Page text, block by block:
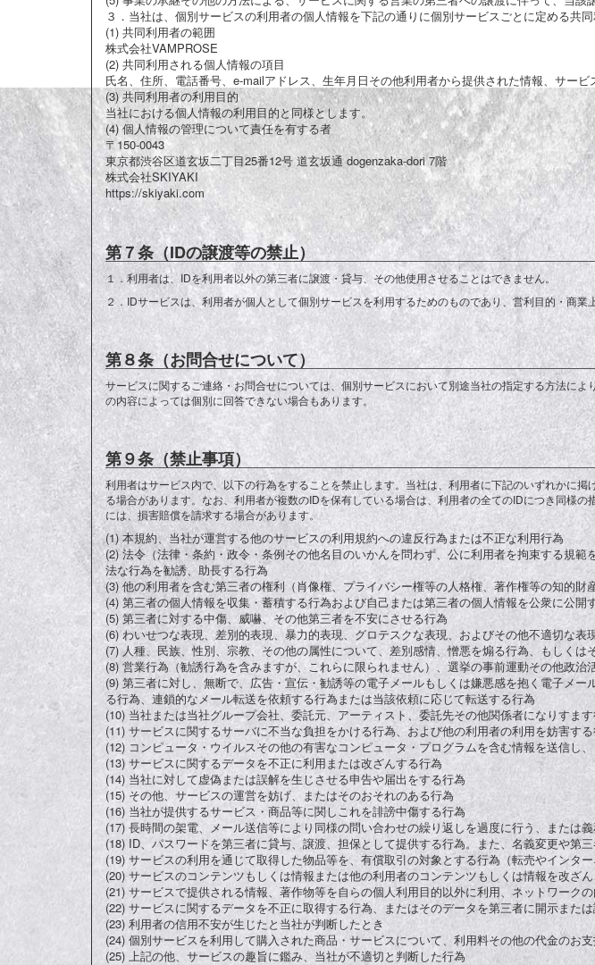
３． 当社は、個別サービスの利用者の個人情報を下記の通りに個別サービスごとに定める共
(1) 共同利用者の範囲
株式会社VAMPROSE
(2) 共同利用される個人情報の項目
氏名、住所、電話番号、e-mailアドレス、生年月日その他利用者から提供された情報、サー
(3) 共同利用者の利用目的
当社における個人情報の利用目的と同様とします。
(4) 個人情報の管理について責任を有する者
〒150-0043
東京都渋谷区道玄坂二丁目25番12号 道玄坂通 dogenzaka-dori 7階
株式会社SKIYAKI
https://skiyaki.com
第７条（IDの譲渡等の禁止）
１．利用者は、IDを利用者以外の第三者に譲渡・貸与、その他使用させることはできません。
２． IDサービスは、利用者が個人として個別サービスを利用するためのものであり、営利目的・商業
第８条（お問合せについて）
サービスに関するご連絡・お問合せについては、個別サービスにおいて別途当社の指定する方法に
の内容によっては個別に回答できない場合もあります。
第９条（禁止事項）
利用者はサービス内で、以下の行為をすることを禁止します。当社は、利用者に下記のいずれかに
る場合があります。なお、利用者が複数のIDを保有している場合は、利用者の全てのIDにつき同様
には、損害賠償を請求する場合があります。
(1) 本規約、当社が運営する他のサービスの利用規約への違反行為または不正な利用行為
(2) 法令（法律・条約・政令・条例その他名目のいかんを問わず、公に利用者を拘束する規
法な行為を勧誘、助長する行為
(3) 他の利用者を含む第三者の権利（肖像権、プライバシー権等の人格権、著作権等の知的
(4) 第三者の個人情報を収集・蓄積する行為および自己または第三者の個人情報を公衆に公開
(5) 第三者に対する中傷、威嚇、その他第三者を不安にさせる行為
(6) わいせつな表現、差別的表現、暴力的表現、グロテスクな表現、およびその他不適切な表
(7) 人種、民族、性別、宗教、その他の属性について、差別感情、憎悪を煽る行為、もしくは
(8) 営業行為（勧誘行為を含みますが、これらに限られません）、選挙の事前運動その他政治
(9) 第三者に対し、無断で、広告・宣伝・勧誘等の電子メールもしくは嫌悪感を抱く電子メ
る行為、連鎖的なメール転送を依頼する行為または当該依頼に応じて転送する行為
(10) 当社または当社グループ会社、委託元、アーティスト、委託先その他関係者になりすま
(11) サービスに関するサーバに不当な負担をかける行為、および他の利用者の利用を妨害す
(12) コンピュータ・ウイルスその他の有害なコンピュータ・プログラムを含む情報を送信し
(13) サービスに関するデータを不正に利用または改ざんする行為
(14) 当社に対して虚偽または誤解を生じさせる申告や届出をする行為
(15) その他、サービスの運営を妨げ、またはそのおそれのある行為
(16) 当社が提供するサービス・商品等に関しこれを誹謗中傷する行為
(17) 長時間の架電、メール送信等により同様の問い合わせの繰り返しを過度に行う、また
(18) ID、パスワードを第三者に貸与、譲渡、担保として提供する行為。また、名義変更や第
(19) サービスの利用を通じて取得した物品等を、有償取引の対象とする行為（転売やインタ
(20) サービスのコンテンツもしくは情報または他の利用者のコンテンツもしくは情報を改ざ
(21) サービスで提供される情報、著作物等を自らの個人利用目的以外に利用、ネットワーク
(22) サービスに関するデータを不正に取得する行為、またはそのデータを第三者に開示また
(23) 利用者の信用不安が生じたと当社が判断したとき
(24) 個別サービスを利用して購入された商品・サービスについて、利用料その他の代金のお
(25) 上記の他、サービスの趣旨に鑑み、当社が不適切と判断した行為